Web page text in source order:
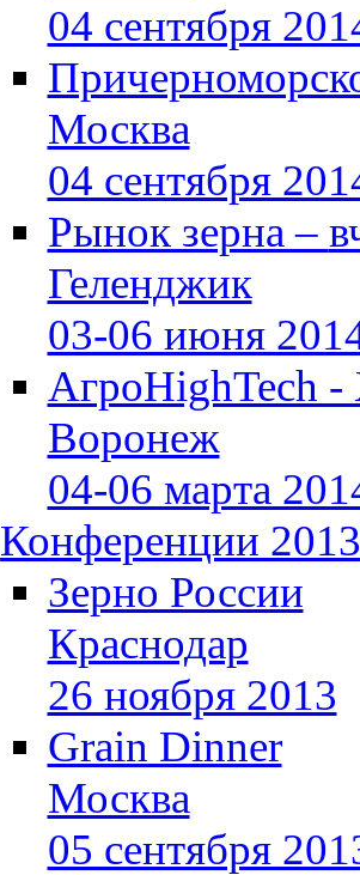
04 сентября
Москва
04 сентября
Рынок зерна –
Геленджик
03-06 июня
АгроHighTech
Воронеж
04-06 марта
Конференции 2013
Зерно России
Краснодар
26 ноября 2013
Grain Dinner
Москва
05 сентября